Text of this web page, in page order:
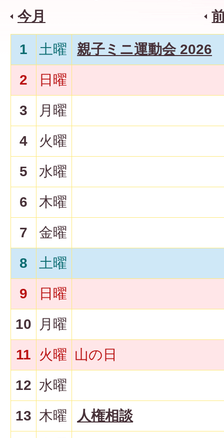
今月
1 土曜
親子ミニ運動会 2026
2
日曜
3
月曜
4
火曜
5
水曜
6
木曜
7
金曜
8
土曜
9
日曜
10
月曜
11
火曜 山の日
12 水曜
13 木曜
人権相談